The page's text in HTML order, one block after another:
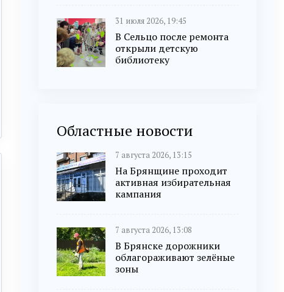
31 июля 2026, 19:45
В Сельцо после ремонта
открыли детскую
библиотеку
Областные новости
7 августа 2026, 13:15
На Брянщине проходит
активная избирательная
кампания
7 августа 2026, 13:08
В Брянске дорожники
облагораживают зелёные
зоны